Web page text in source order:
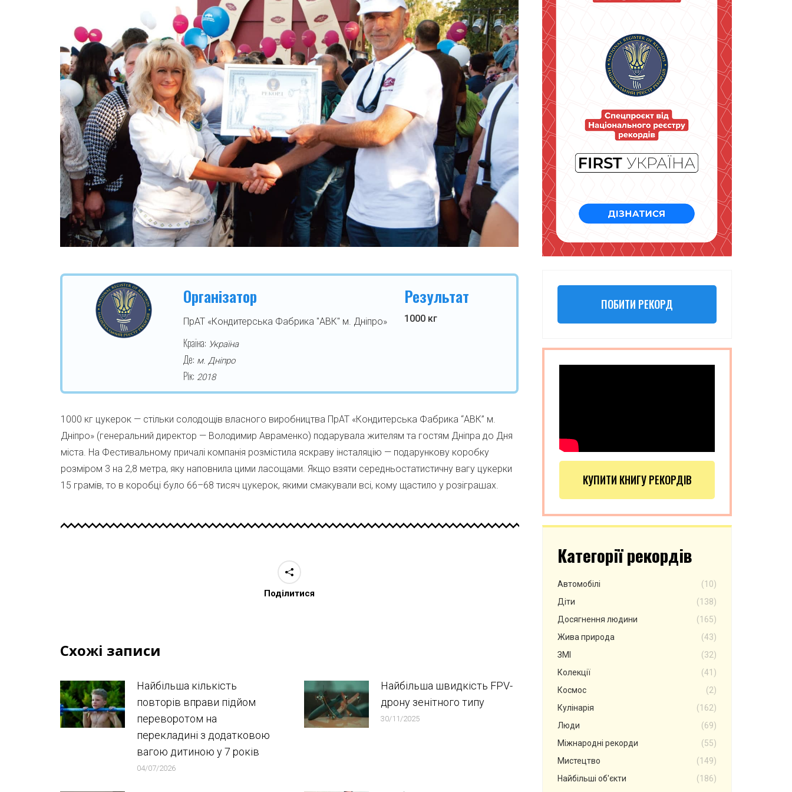
Організатор
ПрАТ «Кондитерська Фабрика "АВК" м. Дніпро»
Країна: Україна
Де: м. Дніпро
Рік: 2018
Результат
1000 кг
1000 кг цукерок — стільки солодощів власного виробництва ПрАТ «Кондитерська Фабрика “АВК” м.
Дніпро» (генеральний директор — Володимир Авраменко) подарувала жителям та гостям Дніпра до Дня
міста. На Фестивальному причалі компанія розмістила яскраву інсталяцію — подарункову коробку
розміром 3 на 2,8 метра, яку наповнила цими ласощами. Якщо взяти середньостатистичну вагу цукерки
15 грамів, то в коробці було 66–68 тисяч цукерок, якими смакували всі, кому щастило у розіграшах.
Поділитися
Схожі записи
Найбільша кількість
повторів вправи підйом
переворотом на
перекладині з додатковою
вагою дитиною у 7 років
04/07/2026
Найбільша швидкість FPV-
дрону зенітного типу
30/11/2025
ПОБИТИ РЕКОРД
КУПИТИ КНИГУ РЕКОРДІВ
Категорії рекордів
Автомобілі
(10)
Діти
(138)
Досягнення людини
(165)
Жива природа
(43)
ЗМІ
(32)
Колекції
(41)
Космос
(2)
Кулінарія
(162)
Люди
(69)
Міжнародні рекорди
(55)
Мистецтво
(149)
Найбільші об'єкти
(186)